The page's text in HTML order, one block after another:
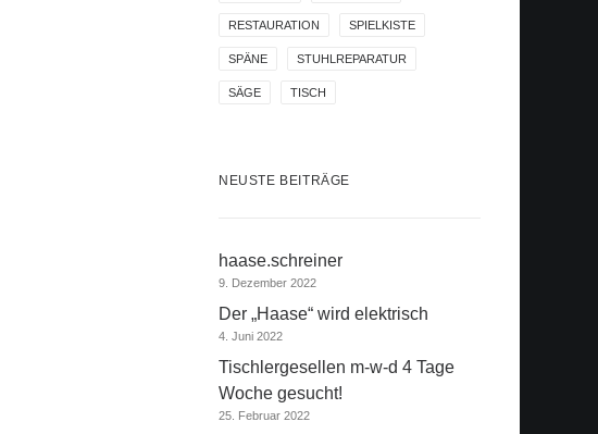
RESTAURATION SPIELKISTE
SPÄNE STUHLREPARATUR
SÄGE TISCH
NEUSTE BEITRÄGE
haase.schreiner
9. Dezember 2022
Der „Haase“ wird elektrisch
4. Juni 2022
Tischlergesellen m-w-d 4 Tage
Woche gesucht!
25. Februar 2022